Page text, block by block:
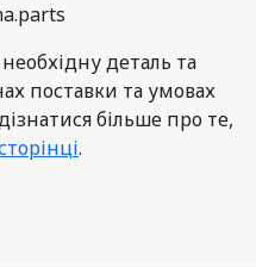
деталь та
поставки та умовах
більше про те,
.